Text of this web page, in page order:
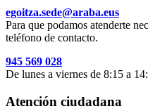
egoitza.sede@araba.eus
Para que podamos atenderte
teléfono de contacto.
945 569 028
De lunes a viernes de 8:15 a
Atención ciudadana